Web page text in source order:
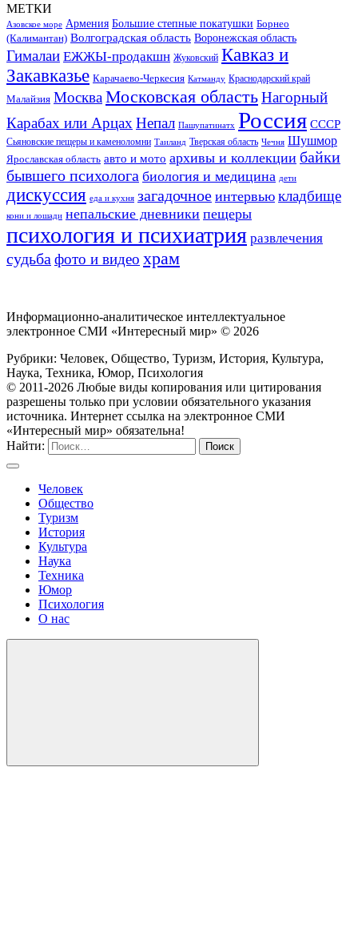
МЕТКИ
Азовское море Армения Большие степные покатушки Борнео
(Калимантан) Волгоградская область Воронежская область
Гималаи ЕЖЖЫ-продакшн Жуковский Кавказ и
Закавказье Карачаево-Черкесия Катманду Краснодарский край
Малайзия МоскваМосковская областьНагорный
Карабах или Арцах Непал Пашупатинатх Россия СССР
Сьяновские пещеры и каменоломни Таиланд Тверская область Чечня Шушмор
Ярославская область авто и мото архивы и коллекции байки
бывшего психолога биология и медицина дети
дискуссия еда и кухня загадочное интервью кладбище
кони и лошади непальские дневники пещеры
психология и психиатрия развлечения
судьба фото и видео храм
Информационно-аналитическое интеллектуальное
электронное СМИ «Интересный мир» © 2026
Рубрики: Человек, Общество, Туризм, История, Культура,
Наука, Техника, Юмор, Психология
© 2011-2026 Любые виды копирования или цитирования
разрешены только при условии обязательного указания
источника. Интернет ссылка на электронное СМИ
«Интересный мир» обязательна!
Найти:
Человек
Общество
Туризм
История
Культура
Наука
Техника
Юмор
Психология
О нас